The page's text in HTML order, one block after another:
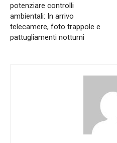
potenziare controlli
ambientali: In arrivo
telecamere, foto trappole e
pattugliamenti notturni